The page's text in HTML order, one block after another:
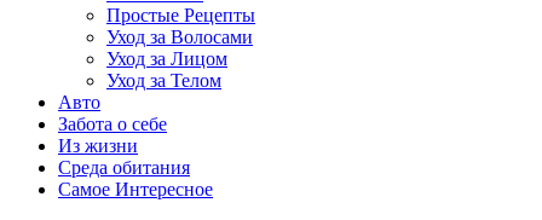
Простые Рецепты
Уход за Волосами
Уход за Лицом
Уход за Телом
Авто
Забота о себе
Из жизни
Среда обитания
Самое Интересное